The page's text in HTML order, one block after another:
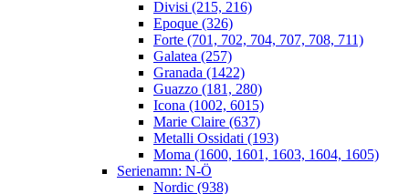
Divisi (215, 216)
Epoque (326)
Forte (701, 702, 704, 707, 708, 711)
Galatea (257)
Granada (1422)
Guazzo (181, 280)
Icona (1002, 6015)
Marie Claire (637)
Metalli Ossidati (193)
Moma (1600, 1601, 1603, 1604, 1605)
Serienamn: N-Ö
Nordic (938)